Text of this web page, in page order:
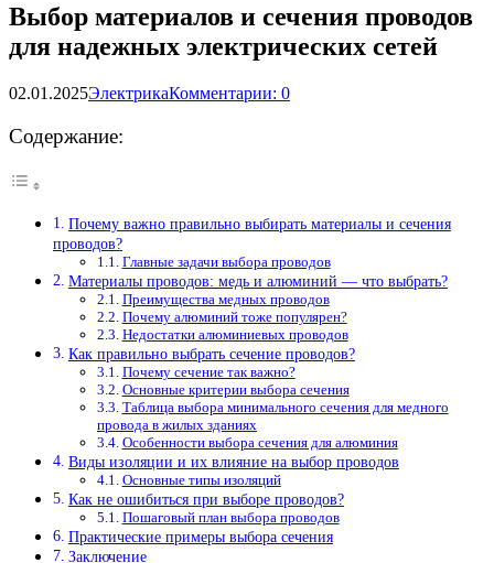
Выбор материалов и сечения проводов
для надежных электрических сетей
02.01.2025ЭлектрикаКомментарии: 0
Содержание:
Почему важно правильно выбирать материалы и сечения
проводов?
Главные задачи выбора проводов
Материалы проводов: медь и алюминий — что выбрать?
Преимущества медных проводов
Почему алюминий тоже популярен?
Недостатки алюминиевых проводов
Как правильно выбрать сечение проводов?
Почему сечение так важно?
Основные критерии выбора сечения
Таблица выбора минимального сечения для медного
провода в жилых зданиях
Особенности выбора сечения для алюминия
Виды изоляции и их влияние на выбор проводов
Основные типы изоляций
Как не ошибиться при выборе проводов?
Пошаговый план выбора проводов
Практические примеры выбора сечения
Заключение